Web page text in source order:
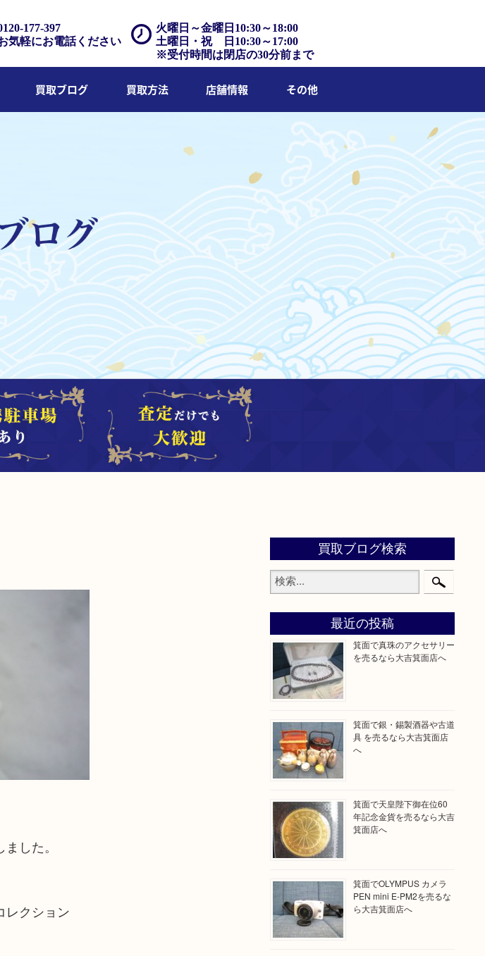
火曜日～金曜日10:30～18:00
土曜日・祝 日10:30～17:00
※受付時間は閉店の30分前まで
177-397
気軽にお電話ください
買取ブログ 買取方法 店舗情報 その他
した。
レクション
買取ブログ検索
最近の投稿
箕面で真珠のアクセサリー
を売るなら大吉箕面店へ
箕面で銀・錫製酒器や古道
具 を売るなら大吉箕面店
へ
箕面で天皇陛下御在位60
年記念金貨を売るなら大吉
箕面店へ
箕面でOLYMPUS カメラ
PEN mini E-PM2を売るな
ら大吉箕面店へ